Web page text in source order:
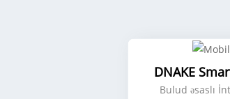
DNAKE
Bulud əsaslı